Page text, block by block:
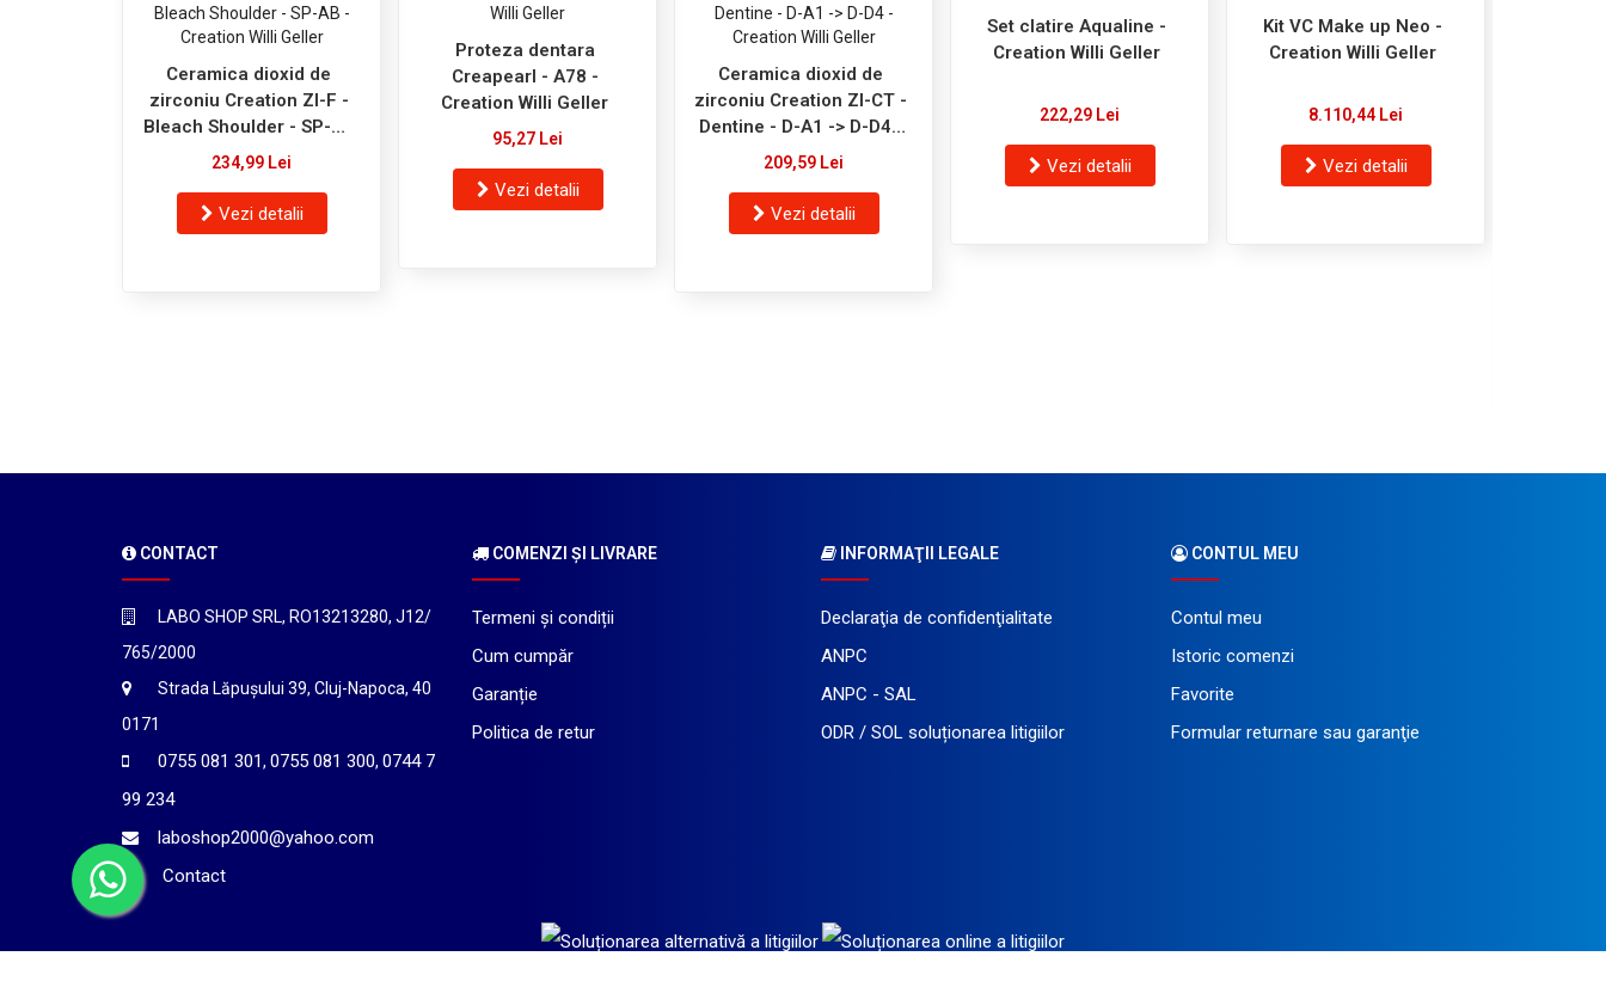
Ceramica dioxid de
zirconiu Creation ZI-F -
Bleach Shoulder - SP-AB
- Creation Willi Geller
234,99 Lei
Vezi detalii
Proteza dentara
Creapearl - A78 -
Creation Willi Geller
95,27 Lei
Vezi detalii
Ceramica dioxid de
zirconiu Creation ZI-CT -
Dentine - D-A1 -> D-D4 -
Creation Willi Geller
209,59 Lei
Vezi detalii
Set clatire Aqualine -
Creation Willi Geller
222,29 Lei
Vezi detalii
Kit VC Make up Neo -
Creation Willi Geller
8.110,44 Lei
Vezi detalii
CONTACT
LABO SHOP SRL, RO13213280, J12/
765/2000
Strada Lăpușului 39, Cluj-Napoca, 40
0171
0755 081 301, 0755 081 300, 0744 7
99 234
laboshop2000@yahoo.com
Contact
COMENZI ŞI LIVRARE
Termeni și condiții
Cum cumpăr
Garanție
Politica de retur
INFORMAŢII LEGALE
Declaraţia de confidenţialitate
ANPC
ANPC - SAL
ODR / SOL soluționarea litigiilor
CONTUL MEU
Contul meu
Istoric comenzi
Favorite
Formular returnare sau garanţie